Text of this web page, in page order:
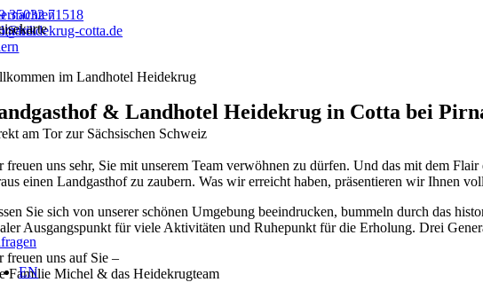
Zum
Inhalt
springen
35032 71518
cotta.de
EN
im Landhotel Heidekrug
& Landhotel Heidekrug in Cotta bei
am Tor zur Sächsischen Schweiz
freuen uns sehr, Sie mit unserem Team verwöhnen zu dürfen. Und das mit dem
einen Landgasthof zu zaubern. Was wir erreicht haben, präsentieren wir Ihnen
Sie sich von unserer schönen Umgebung beeindrucken, bummeln durch das
Ausgangspunkt für viele Aktivitäten und Ruhepunkt für die Erholung. Drei
freuen uns auf Sie –
Familie Michel & das Heidekrugteam